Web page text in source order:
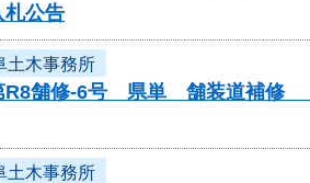
札公告
土木事務所
R8舗修-6号 県単 舗装道補修
土木事務所